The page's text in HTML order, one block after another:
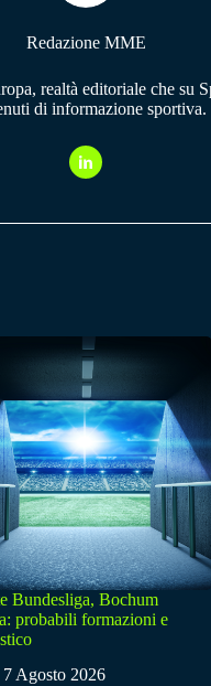
Redazione MME
realtà editoriale che su
di informazione sportiva.
Bundesliga, Bochum
probabili formazioni e
7 Agosto 2026